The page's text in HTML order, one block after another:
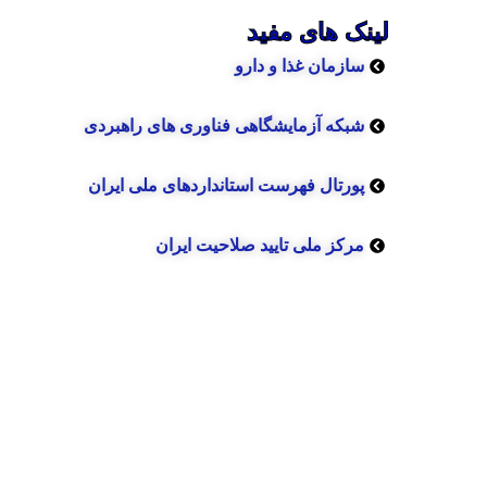
لینک های مفید
سازمان غذا و دارو
شبکه آزمایشگاهی فناوری های راهبردی
پورتال فهرست استانداردهای ملی ایران
مرکز ملی تایید صلاحیت ایران